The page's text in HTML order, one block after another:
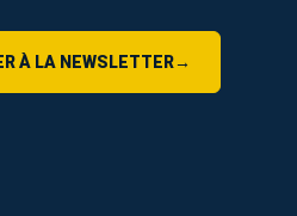
À LA NEWSLETTER→